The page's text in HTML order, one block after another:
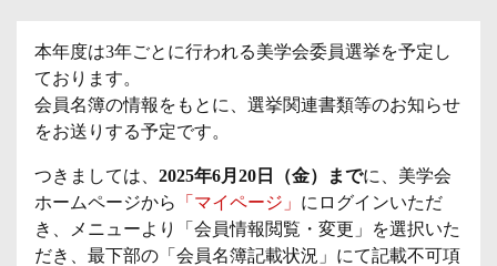
本年度は3年ごとに行われる美学会委員選挙を予定し
ております。
会員名簿の情報をもとに、選挙関連書類等のお知らせ
をお送りする予定です。
つきましては、 2025年6月20日（金）までに、美学会
ホームページから
「マイページ」 にログインいただ
き、メニューより「会員情報閲覧・変更」を選択いた
だき、最下部の「会員名簿記載状況」にて記載不可項